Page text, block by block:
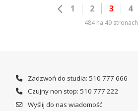
1 2 3 4
484 na 49 stronach
Zadzwoń do studia: 510 777 666
Czujny non stop: 510 777 222
Wyślij do nas wiadomość